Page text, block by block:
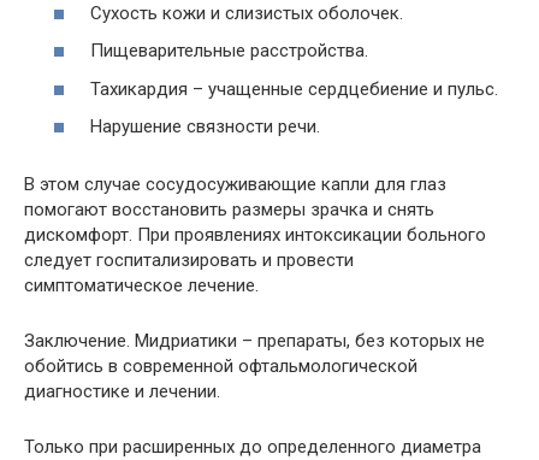
Сухость кожи и слизистых оболочек.
Пищеварительные расстройства.
Тахикардия – учащенные сердцебиение и пульс.
Нарушение связности речи.
В этом случае сосудосуживающие капли для глаз
помогают восстановить размеры зрачка и снять
дискомфорт. При проявлениях интоксикации больного
следует госпитализировать и провести
симптоматическое лечение.
Заключение. Мидриатики – препараты, без которых не
обойтись в современной офтальмологической
диагностике и лечении.
Только при расширенных до определенного диаметра